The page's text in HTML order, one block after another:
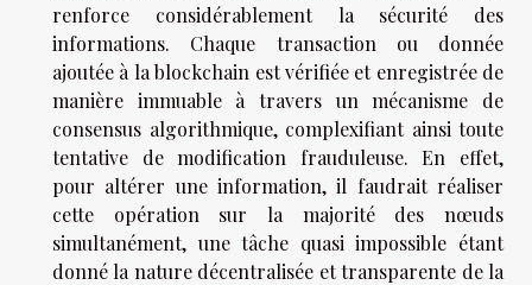
renforce considérablement la sécurité des
informations. Chaque transaction ou donnée
ajoutée à la blockchain est vérifiée et enregistrée de
manière immuable à travers un mécanisme de
consensus algorithmique, complexifiant ainsi toute
tentative de modification frauduleuse. En effet,
pour altérer une information, il faudrait réaliser
cette opération sur la majorité des nœuds
simultanément, une tâche quasi impossible étant
donné la nature décentralisée et transparente de la